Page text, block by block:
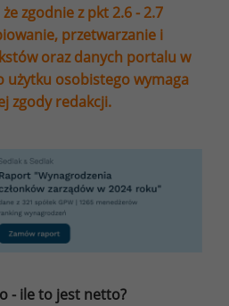
zgodnie z pkt 2.6 - 2.7
przetwarzanie i
oraz danych portalu w
użytku osobistego wymaga
zgody redakcji.
- ile to jest netto?